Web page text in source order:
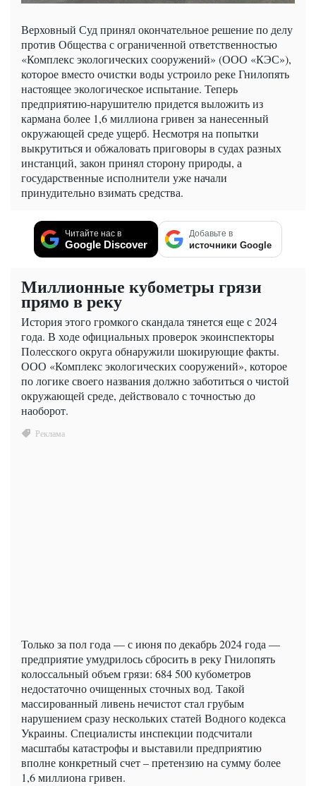
Верховный Суд принял окончательное решение по делу
против Общества с ограниченной ответственностью
«Комплекс экологических сооружений» (ООО «КЭС»),
которое вместо очистки воды устроило реке Гнилопять
настоящее экологическое испытание. Теперь
предприятию-нарушителю придется выложить из
кармана более 1,6 миллиона гривен за нанесенный
окружающей среде ущерб. Несмотря на попытки
выкрутиться и обжаловать приговоры в судах разных
инстанций, закон принял сторону природы, а
государственные исполнители уже начали
принудительно взимать средства.
Читайте нас в
Google Discover
Добавьте в
источники Google
Миллионные кубометры грязи
прямо в реку
История этого громкого скандала тянется еще с 2024
года. В ходе официальных проверок экоинспекторы
Полесского округа обнаружили шокирующие факты.
ООО «Комплекс экологических сооружений», которое
по логике своего названия должно заботиться о чистой
окружающей среде, действовало с точностью до
наоборот.
Только за пол года — с июня по декабрь 2024 года —
предприятие умудрилось сбросить в реку Гнилопять
колоссальный объем грязи: 684 500 кубометров
недостаточно очищенных сточных вод. Такой
массированный ливень нечистот стал грубым
нарушением сразу нескольких статей Водного кодекса
Украины. Специалисты инспекции подсчитали
масштабы катастрофы и выставили предприятию
вполне конкретный счет – претензию на сумму более
1,6 миллиона гривен.